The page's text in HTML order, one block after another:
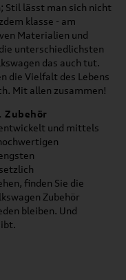
Stil lässt man sich nicht
klasse - am
Materialien und
unterschiedlichsten
das auch tut.
die Vielfalt des Lebens
Mit allen zusammen!
Zubehör
und mittels
finden Sie die
Zubehör
bleiben. Und